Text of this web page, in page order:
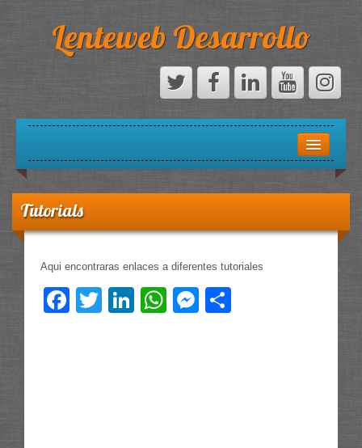
Lenteweb Desarrollo
SOBRE NOSOTROS
DESARROLLO
CONTACTO / SOPORTE
Tutorials
Aqui encontraras enlaces a diferentes tutoriales
Facebook
TwitterLinkedIn
WhatsApp
Messenger